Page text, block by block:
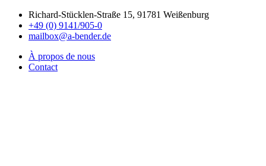
Richard-Stücklen-Straße 15, 91781 Weißenburg
+49 (0) 9141/905-0
mailbox@a-bender.de
À propos de nous
Contact